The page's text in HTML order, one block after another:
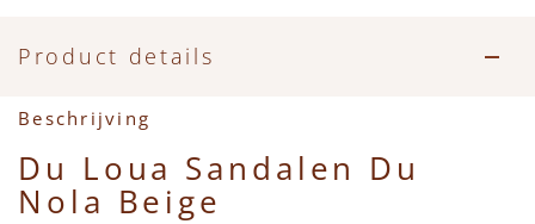
Zwemkleding
Feestkleding
Beren, Speendoekjes en Knuffeldoekjes
Verzorgingsproducten
Mini Rodini
+1 in the family
New Balance
Product details
Beschrijving
Du Loua Sandalen Du
Nola Beige